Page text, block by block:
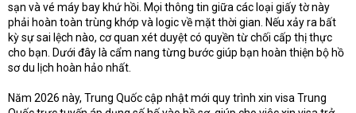
sạn và vé máy bay khứ hồi. Mọi thông tin giữa các loại giấy tờ này
phải hoàn toàn trùng khớp và logic về mặt thời gian. Nếu xảy ra bất
kỳ sự sai lệch nào, cơ quan xét duyệt có quyền từ chối cấp thị thực
cho bạn. Dưới đây là cẩm nang từng bước giúp bạn hoàn thiện bộ hồ
sơ du lịch hoàn hảo nhất.
Năm 2026 này, Trung Quốc cập nhật mới quy trình xin visa Trung